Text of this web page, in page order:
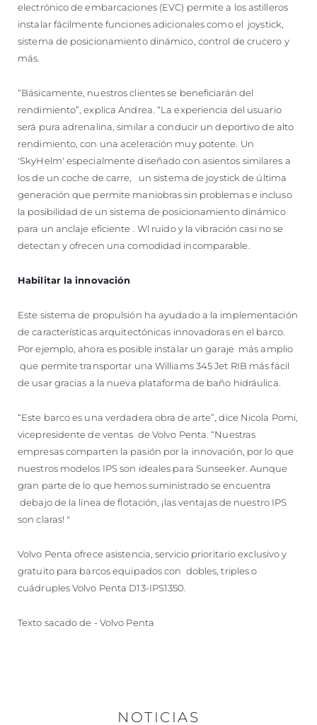
electrónico de embarcaciones (EVC) permite a los astilleros
instalar fácilmente funciones adicionales como el joystick,
sistema de posicionamiento dinámico, control de crucero y
más.
“Básicamente, nuestros clientes se beneficiarán del
rendimiento”, explica Andrea. “La experiencia del usuario
será pura adrenalina, similar a conducir un deportivo de alto
rendimiento, con una aceleración muy potente. Un
'SkyHelm' especialmente diseñado con asientos similares a
los de un coche de carre, un sistema de joystick de última
generación que permite maniobras sin problemas e incluso
la posibilidad de un sistema de posicionamiento dinámico
para un anclaje eficiente . Wl ruido y la vibración casi no se
detectan y ofrecen una comodidad incomparable.
Habilitar la innovación
Este sistema de propulsión ha ayudado a la implementación
de características arquitectónicas innovadoras en el barco.
Por ejemplo, ahora es posible instalar un garaje más amplio
que permite transportar una Williams 345 Jet RIB más fácil
de usar gracias a la nueva plataforma de baño hidráulica.
“Este barco es una verdadera obra de arte”, dice Nicola Pomi,
vicepresidente de ventas de Volvo Penta. “Nuestras
empresas comparten la pasión por la innovación, por lo que
nuestros modelos IPS son ideales para Sunseeker. Aunque
gran parte de lo que hemos suministrado se encuentra
debajo de la línea de flotación, ¡las ventajas de nuestro IPS
son claras! "
Volvo Penta ofrece asistencia, servicio prioritario exclusivo y
gratuito para barcos equipados con dobles, triples o
cuádruples Volvo Penta D13-IPS1350.
Texto sacado de - Volvo Penta
NOTICIAS